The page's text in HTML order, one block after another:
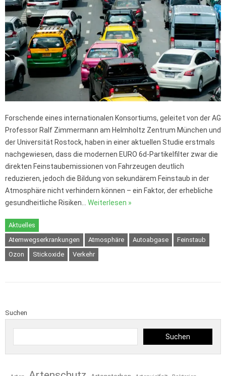
Forschende eines internationalen Konsortiums, geleitet von der AG
Professor Ralf Zimmermann am Helmholtz Zentrum München und
der Universität Rostock, haben in einer aktuellen Studie erstmals
nachgewiesen, dass die modernen EURO 6d-Partikelfilter zwar die
direkten Feinstaubemissionen von Fahrzeugen deutlich
reduzieren, jedoch die Bildung von sekundärem Feinstaub in der
Atmosphäre nicht verhindern können – ein Faktor, der erhebliche
gesundheitliche Risiken… Weiterlesen »
Aktuelles
Atemwegserkrankungen
Atmosphäre Autoabgase
Feinstaub
Ozon
Stickoxide Verkehr
Suchen
Suchen